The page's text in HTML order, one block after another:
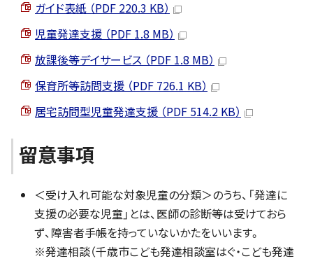
ガイド表紙 （PDF 220.3 KB）
児童発達支援 （PDF 1.8 MB）
放課後等デイサービス （PDF 1.8 MB）
保育所等訪問支援 （PDF 726.1 KB）
居宅訪問型児童発達支援 （PDF 514.2 KB）
留意事項
＜受け入れ可能な対象児童の分類＞のうち、「発達に
支援の必要な児童」とは、医師の診断等は受けておら
ず、障害者手帳を持っていないかたをいいます。
※発達相談（千歳市こども発達相談室はぐ・こども発達